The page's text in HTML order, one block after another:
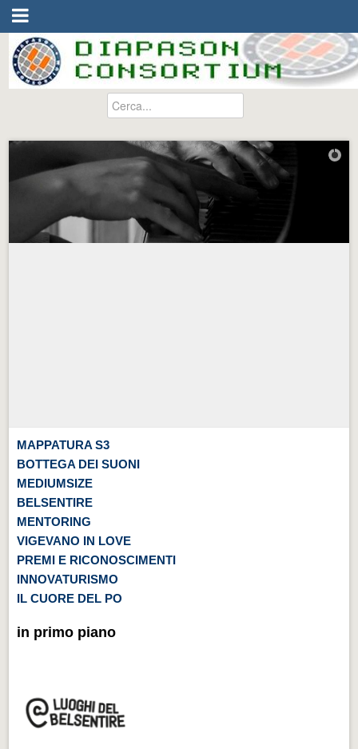
MAPPATURA S3
BOTTEGA DEI SUONI
MEDIUMSIZE
BELSENTIRE
MENTORING
VIGEVANO IN LOVE
PREMI E RICONOSCIMENTI
INNOVATURISMO
IL CUORE DEL PO
in primo piano